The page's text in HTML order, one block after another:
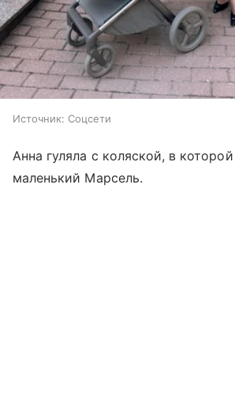
Источник: Соцсети
Анна гуляла с коляской, в
маленький Марсель.